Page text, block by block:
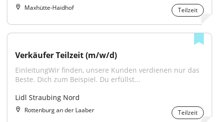
Maxhütte-Haidhof Teilzeit
Verkäufer Teilzeit (m/w/d)
EinleitungWir finden, unsere Kunden verdienen nur das
Beste. Dich zum Beispiel. Du erfüllst...
Lidl Straubing Nord
Rottenburg an der Laaber Teilzeit